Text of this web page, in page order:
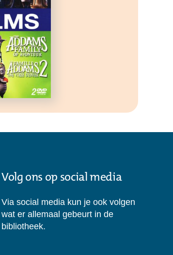
Volg ons op social media
Via social media kun je ook volgen
wat er allemaal gebeurt in de
bibliotheek.